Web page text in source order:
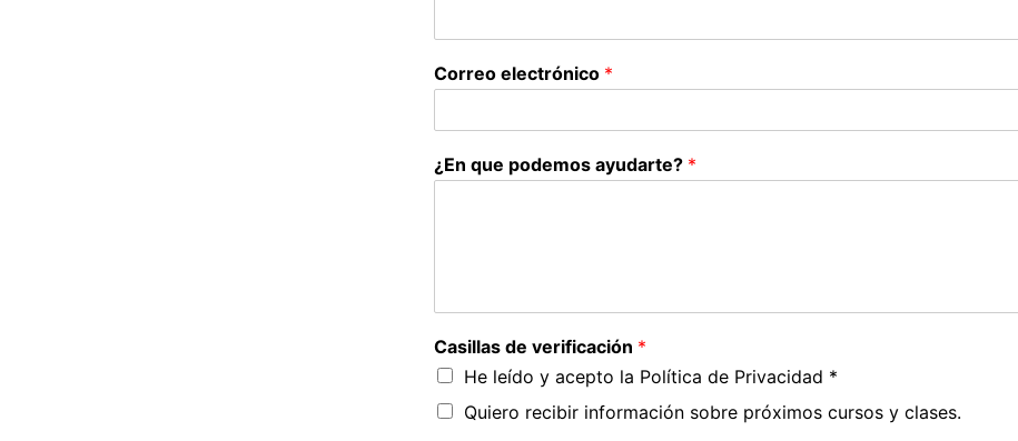
Correo electrónico *
¿En que podemos ayudarte? *
Casillas de verificación *
He leído y acepto la Política de Privacidad *
Quiero recibir información sobre próximos cursos y clases.